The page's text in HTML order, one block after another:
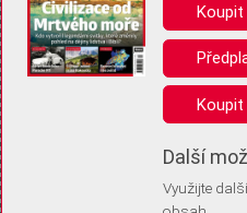
Pro základní fungování webu
(tzv. cookies apod.). Rádi bychom
uložením volitelných informací:
Anonymní unikátní ID
Díky němu příště poznáme, že se
Identifikátor je zcela anonymní.
Vaše souhlasy a odmítnutí si
Koupit
Koupit
Další
Využijte